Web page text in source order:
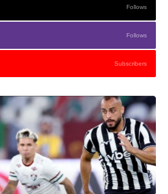
Follows
Follows
Subscribers